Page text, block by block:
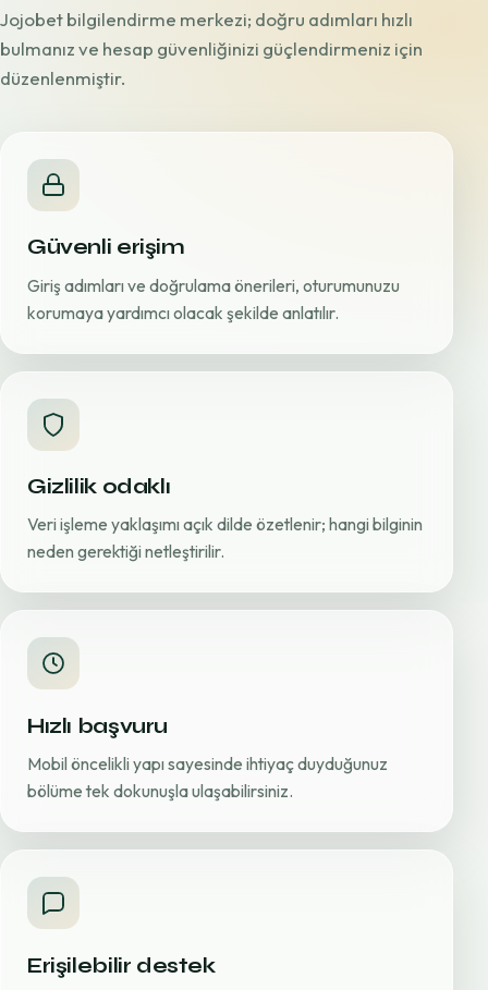
Jojobet bilgilendirme merkezi; doğru adımları hızlı
bulmanız ve hesap güvenliğinizi güçlendirmeniz için
düzenlenmiştir.
Güvenli erişim
Giriş adımları ve doğrulama önerileri, oturumunuzu
korumaya yardımcı olacak şekilde anlatılır.
Gizlilik odaklı
Veri işleme yaklaşımı açık dilde özetlenir; hangi bilginin
neden gerektiği netleştirilir.
Hızlı başvuru
Mobil öncelikli yapı sayesinde ihtiyaç duyduğunuz
bölüme tek dokunuşla ulaşabilirsiniz.
Erişilebilir destek